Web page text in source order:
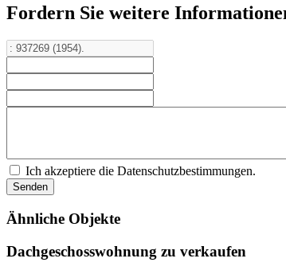
Fordern Sie weitere
Ich akzeptiere die Datenschutzbestimmungen.
Ähnliche Objekte
Dachgeschosswohnung zu verkaufen